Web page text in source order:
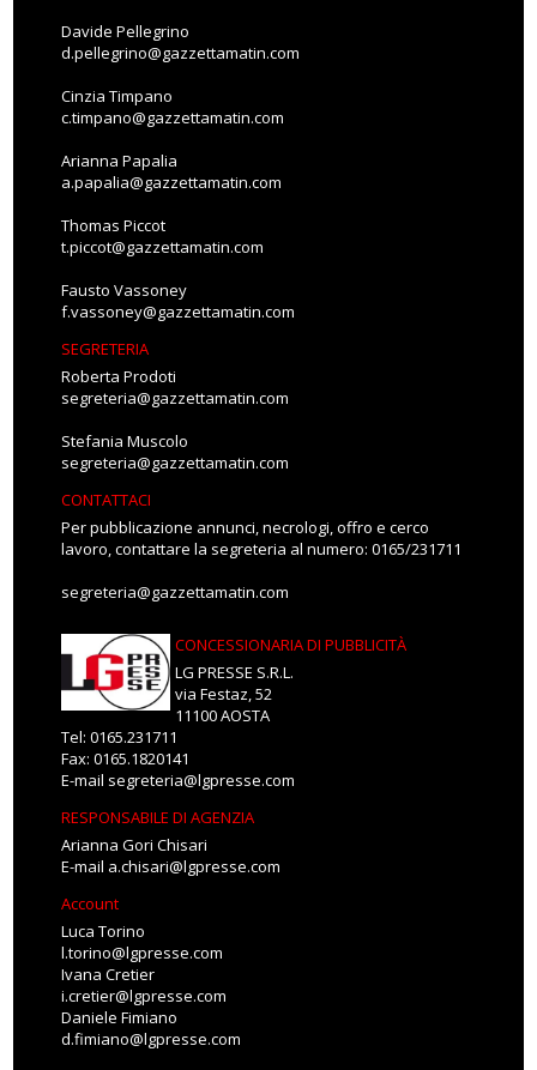
Davide Pellegrino
d.pellegrino@gazzettamatin.com
Cinzia Timpano
c.timpano@gazzettamatin.com
Arianna Papalia
a.papalia@gazzettamatin.com
Thomas Piccot
t.piccot@gazzettamatin.com
Fausto Vassoney
f.vassoney@gazzettamatin.com
SEGRETERIA
Roberta Prodoti
segreteria@gazzettamatin.com
Stefania Muscolo
segreteria@gazzettamatin.com
CONTATTACI
Per pubblicazione annunci, necrologi, offro e cerco
lavoro, contattare la segreteria al numero: 0165/231711
segreteria@gazzettamatin.com
CONCESSIONARIA DI PUBBLICITÀ
LG PRESSE S.R.L.
via Festaz, 52
11100 AOSTA
Tel: 0165.231711
Fax: 0165.1820141
E-mail segreteria@lgpresse.com
RESPONSABILE DI AGENZIA
Arianna Gori Chisari
E-mail a.chisari@lgpresse.com
Account
Luca Torino
l.torino@lgpresse.com
Ivana Cretier
i.cretier@lgpresse.com
Daniele Fimiano
d.fimiano@lgpresse.com